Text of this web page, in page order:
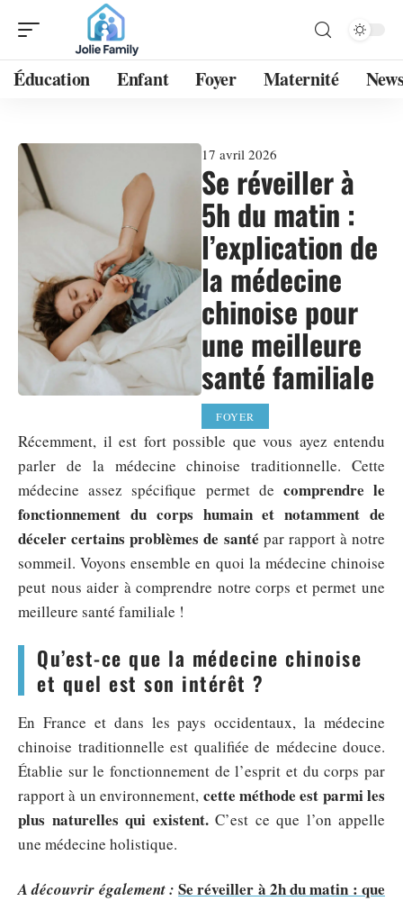
Éducation Enfant Foyer Maternité
17 avril 2026
Se réveiller à
5h du matin :
l’explication de
la médecine
chinoise pour
une meilleure
santé familiale
FOYER
Récemment, il est fort possible que vous ayez entendu
parler de la médecine chinoise traditionnelle. Cette
médecine assez spécifique permet de comprendre le
fonctionnement du corps humain et notamment de
déceler certains problèmes de santé par rapport à notre
sommeil. Voyons ensemble en quoi la médecine chinoise
peut nous aider à comprendre notre corps et permet une
meilleure santé familiale !
Qu’est-ce que la médecine chinoise
et quel est son intérêt ?
En France et dans les pays occidentaux, la médecine
chinoise traditionnelle est qualifiée de médecine douce.
Établie sur le fonctionnement de l’esprit et du corps par
rapport à un environnement, cette méthode est parmi les
plus naturelles qui existent.C’est ce que l’on appelle
une médecine holistique.
A découvrir également : Se réveiller à 2h du matin : que